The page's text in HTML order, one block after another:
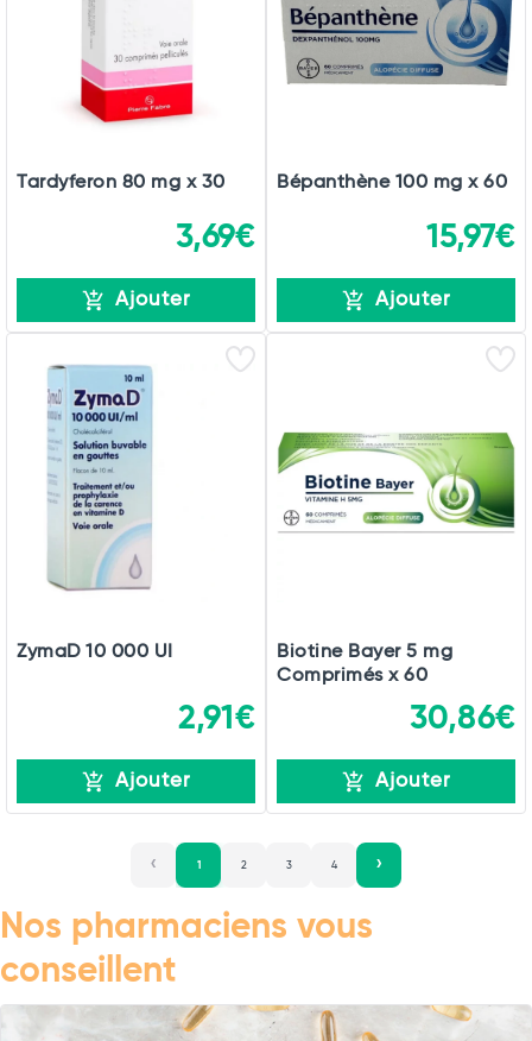
Tardyferon 80 mg x 30
3,69€
Ajouter
Bépanthène 100 mg x 60
15,97€
Ajouter
ZymaD 10 000 UI
2,91€
Ajouter
Biotine Bayer 5 mg
Comprimés x 60
30,86€
Ajouter
1 2 3 4
Nos pharmaciens vous
conseillent